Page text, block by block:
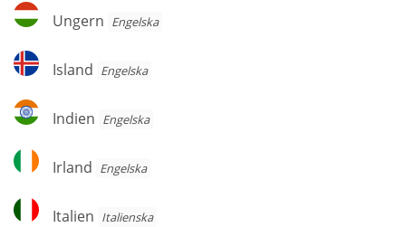
Ungern
Ungern Engelska
Island
Island Engelska
Indien
Indien Engelska
Irland
Irland Engelska
Italien
Italien Italienska